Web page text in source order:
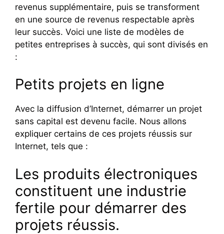
revenus supplémentaire, puis se transforment
en une source de revenus respectable après
leur succès. Voici une liste de modèles de
petites entreprises à succès, qui sont divisés en
:
Petits projets en ligne
Avec la diffusion d’Internet, démarrer un projet
sans capital est devenu facile. Nous allons
expliquer certains de ces projets réussis sur
Internet, tels que :
Les produits électroniques
constituent une industrie
fertile pour démarrer des
projets réussis.